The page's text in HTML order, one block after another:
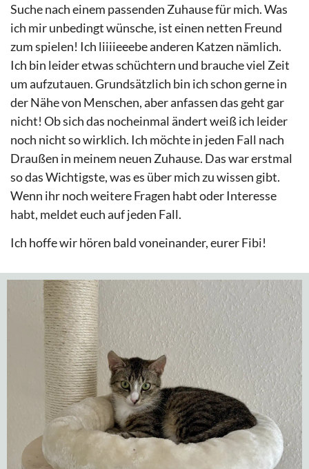
Suche nach einem passenden Zuhause für mich. Was
ich mir unbedingt wünsche, ist einen netten Freund
zum spielen! Ich liiiieeebe anderen Katzen nämlich.
Ich bin leider etwas schüchtern und brauche viel Zeit
um aufzutauen. Grundsätzlich bin ich schon gerne in
der Nähe von Menschen, aber anfassen das geht gar
nicht! Ob sich das nocheinmal ändert weiß ich leider
noch nicht so wirklich. Ich möchte in jeden Fall nach
Draußen in meinem neuen Zuhause. Das war erstmal
so das Wichtigste, was es über mich zu wissen gibt.
Wenn ihr noch weitere Fragen habt oder Interesse
habt, meldet euch auf jeden Fall.
Ich hoffe wir hören bald voneinander, eurer Fibi!